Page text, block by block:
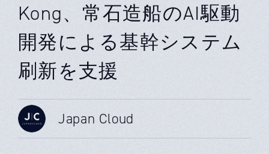
Kong、常石造船のAI駆動
開発による基幹システム
刷新を支援
Japan Cloud